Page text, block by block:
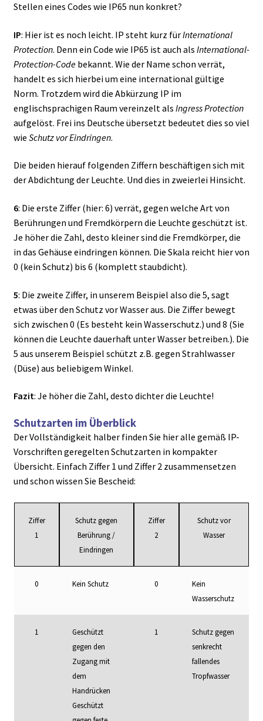
Stellen eines Codes wie IP65 nun konkret?
IP: Hier ist es noch leicht. IP steht kurz fürInternational
Protection. Denn ein Code wie IP65 ist auch als International-
Protection-Codebekannt. Wie der Name schon verrät,
handelt es sich hierbei um eine international gültige
Norm. Trotzdem wird die Abkürzung IP im
englischsprachigen Raum vereinzelt als Ingress Protection
aufgelöst. Frei ins Deutsche übersetzt bedeutet dies so viel
wie Schutz vor Eindringen.
Die beiden hierauf folgenden Ziffern beschäftigen sich mit
der Abdichtung der Leuchte. Und dies in zweierlei Hinsicht.
6: Die erste Ziffer (hier: 6) verrät, gegen welche Art von
Berührungen und Fremdkörpern die Leuchte geschützt ist.
Je höher die Zahl, desto kleiner sind die Fremdkörper, die
in das Gehäuse eindringen können. Die Skala reicht hier von
0 (kein Schutz) bis 6 (komplett staubdicht).
5: Die zweite Ziffer, in unserem Beispiel also die 5, sagt
etwas über den Schutz vor Wasser aus. Die Ziffer bewegt
sich zwischen 0 (Es besteht kein Wasserschutz.) und 8 (Sie
können die Leuchte dauerhaft unter Wasser betreiben.). Die
5 aus unserem Beispiel schützt z.B. gegen Strahlwasser
(Düse) aus beliebigem Winkel.
Fazit: Je höher die Zahl, desto dichter die Leuchte!
Schutzarten im Überblick
Der Vollständigkeit halber finden Sie hier alle gemäß IP-
Vorschriften geregelten Schutzarten in kompakter
Übersicht. Einfach Ziffer 1 und Ziffer 2 zusammensetzen
und schon wissen Sie Bescheid:
Ziffer
1
Schutz gegen
Berührung /
Eindringen
Ziffer
2
Schutz vor
Wasser
0 Kein Schutz 0
Kein
Wasserschutz
1
Geschützt
gegen den
Zugang mit
dem
Handrücken
Geschützt
1
Schutz gegen
senkrecht
fallendes
Tropfwasser